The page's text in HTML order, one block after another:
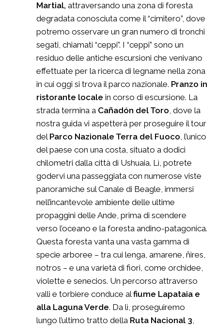
Martial, attraversando una zona di foresta
degradata conosciuta come il “cimitero”, dove
potremo osservare un gran numero di tronchi
segati, chiamati “ceppi”. I “ceppi” sono un
residuo delle antiche escursioni che venivano
effettuate per la ricerca di legname nella zona
in cui oggi si trova il parco nazionale. Pranzo in
ristorante locale in corso di escursione. La
strada termina a Cañadón del Toro, dove la
nostra guida vi aspetterà per proseguire il tour
del Parco Nazionale Terra del Fuoco, l’unico
del paese con una costa, situato a dodici
chilometri dalla città di Ushuaia. Lì, potrete
godervi una passeggiata con numerose viste
panoramiche sul Canale di Beagle, immersi
nell’incantevole ambiente delle ultime
propaggini delle Ande, prima di scendere
verso l’oceano e la foresta andino-patagonica.
Questa foresta vanta una vasta gamma di
specie arboree – tra cui lenga, amarene, ñires,
notros – e una varietà di fiori, come orchidee,
violette e senecios. Un percorso attraverso
valli e torbiere conduce alfiume Lapataia e
alla Laguna Verde. Da lì, proseguiremo
lungo l’ultimo tratto della Ruta Nacional 3,